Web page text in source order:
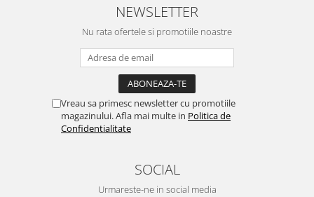
NEWSLETTER
Nu rata ofertele si promotiile noastre
Vreau sa primesc newsletter cu promotiile
magazinului. Afla mai multe in Politica de
Confidentialitate
SOCIAL
Urmareste-ne in social media